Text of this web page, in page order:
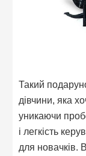
Такий
дівчини, яка
уникаючи
і легкість
для новачків.